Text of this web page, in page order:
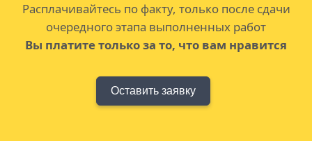
Расплачивайтесь по факту, только после сдачи
очередного этапа выполненных работ
Вы платите только за то, что вам нравится
Оставить заявку